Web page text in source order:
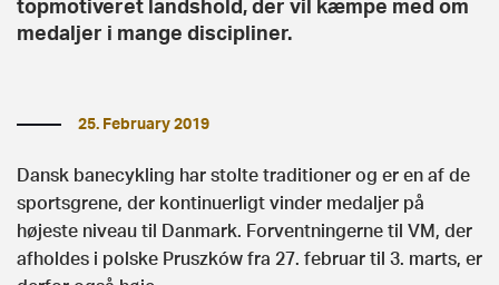
medaljer i mange discipliner.
25. February 2019
Dansk banecykling har stolte traditioner og er en af de
sportsgrene, der kontinuerligt vinder medaljer på
højeste niveau til Danmark. Forventningerne til VM, der
afholdes i polske Pruszków fra 27. februar til 3. marts, er